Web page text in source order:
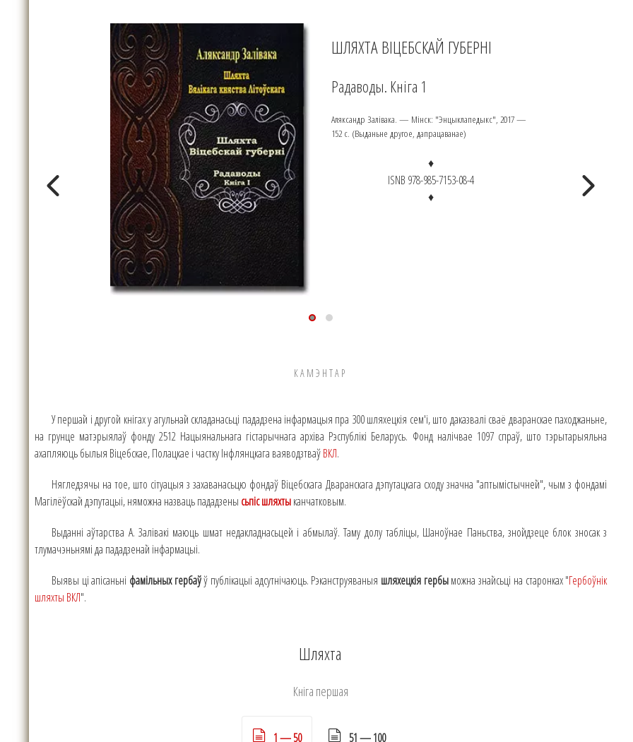
ШЛЯХТА ВІЦЕБСКАЙ ГУБЕРНІ
Радаводы. Кніга 1
Аляксандр Залівака. — Мінск: "Энцыклапедыкс", 2017 —
152 с. (Выданьне другое, дапрацаванае)
♦
ISNB 978-985-7153-08-4
♦
КАМЭНТАР
У першай і другой кнігах у агульнай складанасьці пададзена інфармацыя пра 300 шляхецкія сем'і, што даказвалі сваё дваранскае паходжаньне,
на грунце матэрыялаў фонду 2512 Нацыянальнага гістарычнага архіва Рэспублікі Беларусь. Фонд налічвае 1097 спраў, што тэрытарыяльна
ахапляюць былыя Віцебскае, Полацкае і частку Інфлянцкага ваяводзтваўВКЛ.
Нягледзячы на тое, што сітуацыя з захаванасьцю фондаў Віцебскага Дваранскага дэпутацкага сходу значна "аптымістычней", чым з фондамі
Магілёўскай дэпутацыі, няможна назваць пададзены сьпіс шляхтыканчатковым.
Выданні аўтарства А. Залівакі маюць шмат недакладнасьцей і абмылаў. Таму долу табліцы, Шаноўнае Паньства, знойдзеце блок зносак з
тлумачэньнямі да пададзенай інфармацыі.
Выявы ці апісаньні фамільных гербаўў публікацыі адсутнічаюць. Рэканструяваныя шляхецкія гербыможна знайсьці на старонках "Гербоўнік
шляхты ВКЛ".
Шляхта
Кніга першая
1 — 50 51 — 100